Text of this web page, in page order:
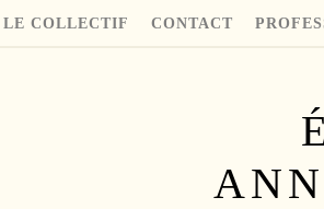
LE COLLECTIF CONTACT